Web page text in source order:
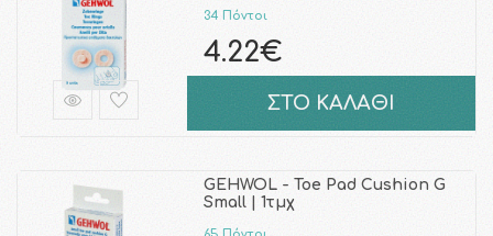
34 Πόντοι
4.22€
ΣΤΟ ΚΑΛΑΘΙ
GEHWOL - Toe Pad Cushion G
Small | 1τμχ